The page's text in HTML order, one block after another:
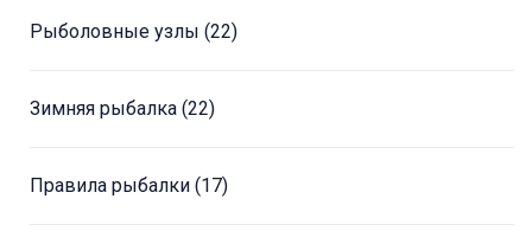
Рыболовные узлы (22)
Зимняя рыбалка (22)
Правила рыбалки (17)